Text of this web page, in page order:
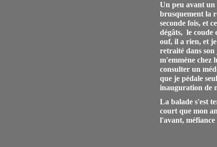
Un peu avant un
brusquement la
seconde fois, et
dégâts, le coude
ouf, il a rien, et
retraité dans
m'emmène chez
consulter un
que je pédale
inauguration de
La balade s'est
court que mon
l'avant,